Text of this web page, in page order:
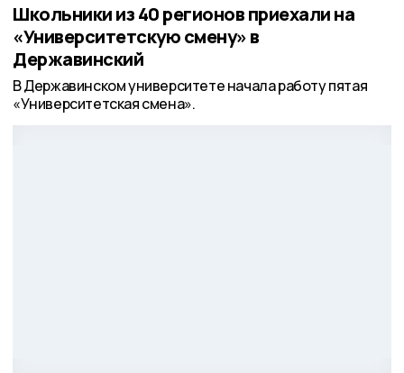
Школьники из 40 регионов приехали на
«Университетскую смену» в
Державинский
В Державинском университете начала работу пятая
«Университетская смена».